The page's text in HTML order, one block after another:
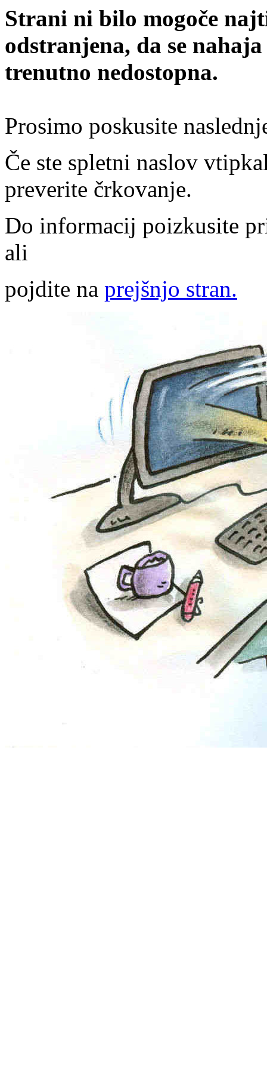
Strani ni bilo mogoče
odstranjena, da se
trenutno nedostopna.
Prosimo poskusite
Če ste spletni naslov
preverite črkovanje.
Do informacij poizkusite
ali
pojdite na prejšnjo stran.